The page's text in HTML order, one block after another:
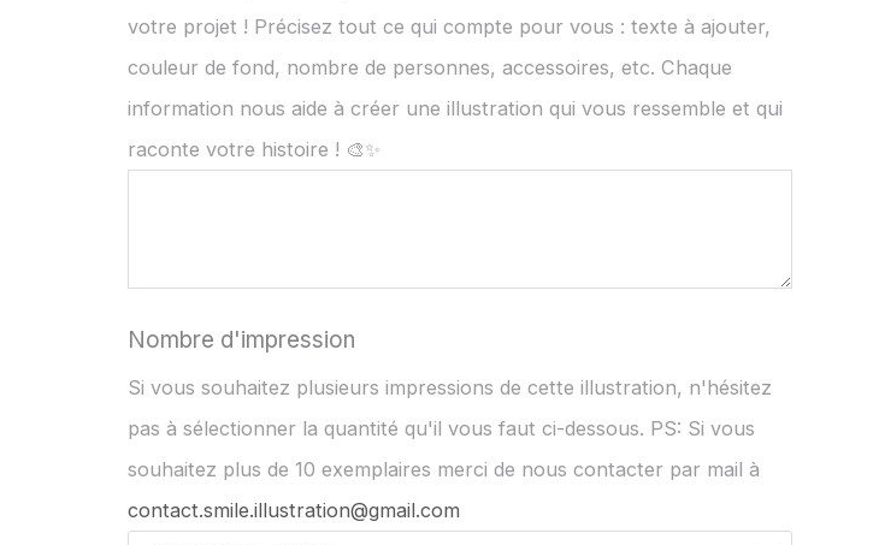
votre projet ! Précisez tout ce qui compte pour vous : texte à ajouter,
couleur de fond, nombre de personnes, accessoires, etc. Chaque
information nous aide à créer une illustration qui vous ressemble et qui
raconte votre histoire ! 🎨✨
Nombre d'impression
Si vous souhaitez plusieurs impressions de cette illustration, n'hésitez
pas à sélectionner la quantité qu'il vous faut ci-dessous. PS: Si vous
souhaitez plus de 10 exemplaires merci de nous contacter par mail à
contact.smile.illustration@gmail.com